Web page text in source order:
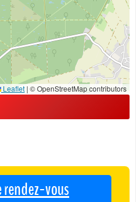
Leaflet | © OpenStreetMap contributors
vous